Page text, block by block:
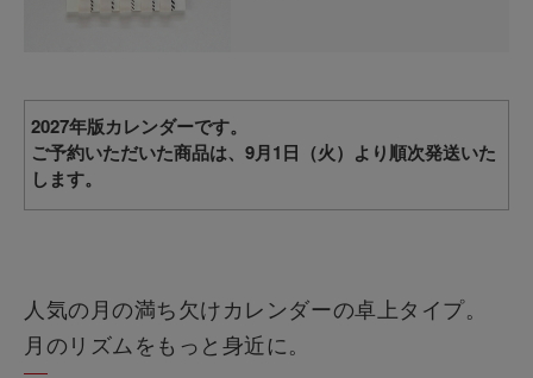
2027年版カレンダーです。
ご予約いただいた商品は、9月1日（火）より順次発送いた
します。
人気の月の満ち欠けカレンダーの卓上タイプ。
月のリズムをもっと身近に。